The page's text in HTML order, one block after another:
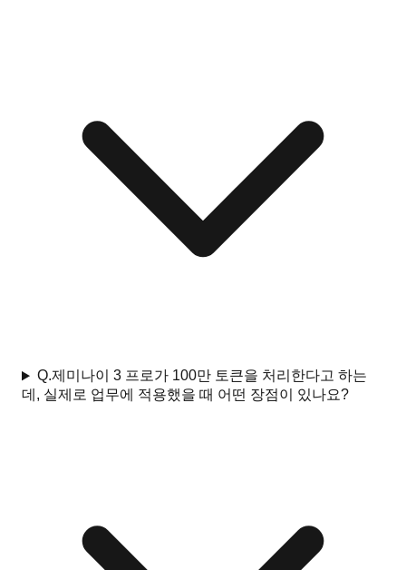
Q.제미나이 3 프로가 100만 토큰을 처리한다고 하는
데, 실제로 업무에 적용했을 때 어떤 장점이 있나요?